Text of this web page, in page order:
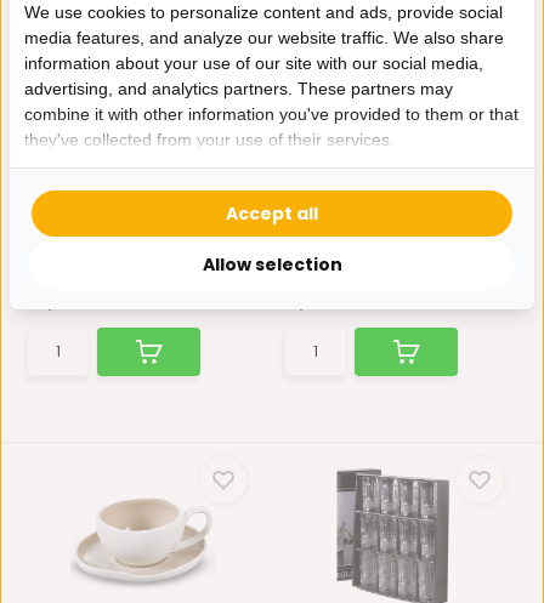
Inductiekookplaat 2-pits |
3500W - Touch...
Krachtige 2-pits inductie
kookplaat met touchbed...
Drinkglazen Julien laag -
12 stuks
12 stuks, drink glazen Julien
laag €13.50
Op voorraad
We use cookies to personalize content and ads, provide social
media features, and analyze our website traffic. We also share
information about your use of our site with our social media,
advertising, and analytics partners. These partners may
combine it with other information you've provided to them or that
they've collected from your use of their services.
Allow selection
Accept all